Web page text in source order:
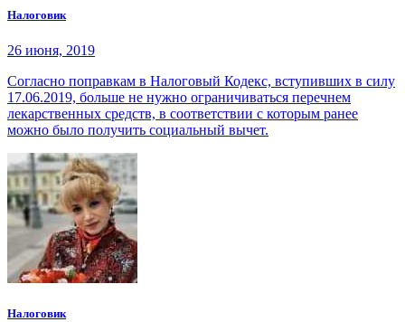
Налоговик
26 июня, 2019
Согласно поправкам в Налоговый Кодекс, вступивших в силу
17.06.2019, больше не нужно ограничиваться перечнем
лекарственных средств, в соответствии с которым ранее
можно было получить социальный вычет.
Налоговик